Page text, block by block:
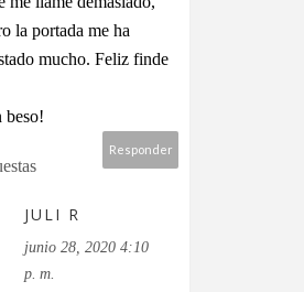
la portada me ha
mucho. Feliz finde
beso!
Responder
JULI R
junio 28, 2020 4:10
p. m.